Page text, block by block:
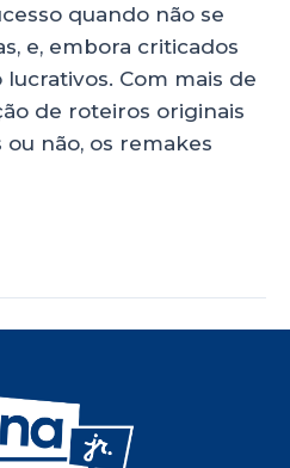
quando não se
e, embora criticados
Com mais de
de roteiros originais
não, os remakes